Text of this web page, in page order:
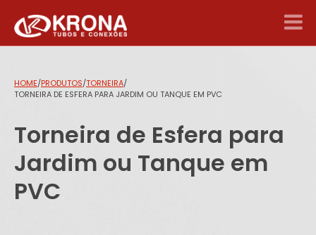
HOME/PRODUTOS/TORNEIRA/
TORNEIRA DE ESFERA PARA JARDIM OU TANQUE EM PVC
Torneira de Esfera para
Jardim ou Tanque em
PVC